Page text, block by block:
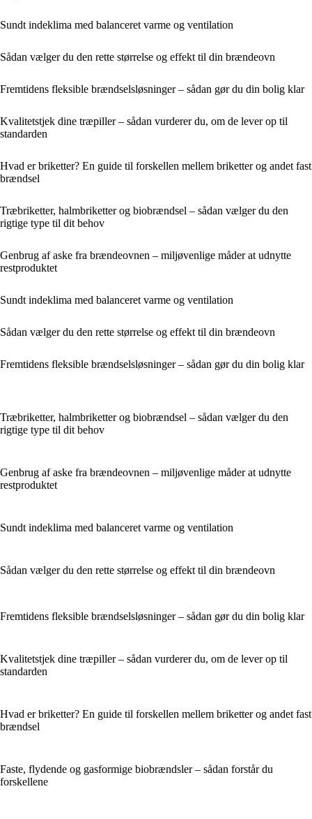
Sundt indeklima med balanceret varme og ventilation
Sådan vælger du den rette størrelse og effekt til din brændeovn
Fremtidens fleksible brændselsløsninger – sådan gør du din bolig klar
Kvalitetstjek dine træpiller – sådan vurderer du, om de lever op til
standarden
Hvad er briketter? En guide til forskellen mellem briketter og andet fast
brændsel
Træbriketter, halmbriketter og biobrændsel – sådan vælger du den
rigtige type til dit behov
Genbrug af aske fra brændeovnen – miljøvenlige måder at udnytte
restproduktet
Sundt indeklima med balanceret varme og ventilation
Sådan vælger du den rette størrelse og effekt til din brændeovn
Fremtidens fleksible brændselsløsninger – sådan gør du din bolig klar
Træbriketter, halmbriketter og biobrændsel – sådan vælger du den
rigtige type til dit behov
Genbrug af aske fra brændeovnen – miljøvenlige måder at udnytte
restproduktet
Sundt indeklima med balanceret varme og ventilation
Sådan vælger du den rette størrelse og effekt til din brændeovn
Fremtidens fleksible brændselsløsninger – sådan gør du din bolig klar
Kvalitetstjek dine træpiller – sådan vurderer du, om de lever op til
standarden
Hvad er briketter? En guide til forskellen mellem briketter og andet fast
brændsel
Faste, flydende og gasformige biobrændsler – sådan forstår du
forskellene